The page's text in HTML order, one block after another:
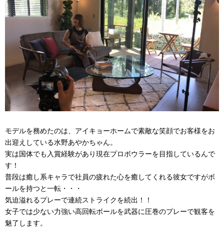
モデルを務めたのは、アイキョーホームで素敵な笑顔でお客様をお
出迎えしている水野あやかちゃん。
実は国体でも入賞経験があり現在プロボウラーを目指しているんで
す！
普段は癒し系キャラで社員の疲れた心を癒してくれる彼女ですがボ
ールを持つと一転・・・
気迫溢れるプレーで連続ストライクを続出！！
女子では少ない力強い高回転ボールを武器に圧巻のプレーで観客を
魅了します。